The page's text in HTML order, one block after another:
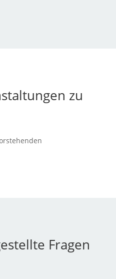
zu
Fragen